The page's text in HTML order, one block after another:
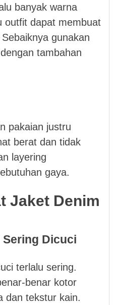
banyak warna
outfit dapat membuat
gunakan
tambahan
pakaian justru
berat dan tidak
layering
gaya.
Jaket Denim
Sering Dicuci
terlalu sering.
benar kotor
dan tekstur kain.